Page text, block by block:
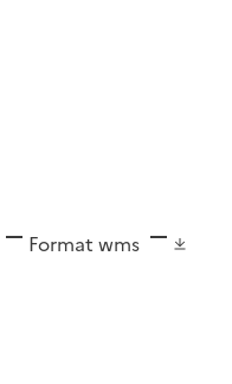
Format wms